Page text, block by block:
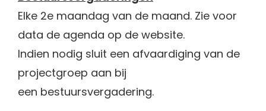
Elke 2e maandag van de maand. Zie voor
data de agenda op de website.
Indien nodig sluit een afvaardiging van de
projectgroep aan bij
een bestuursvergadering.